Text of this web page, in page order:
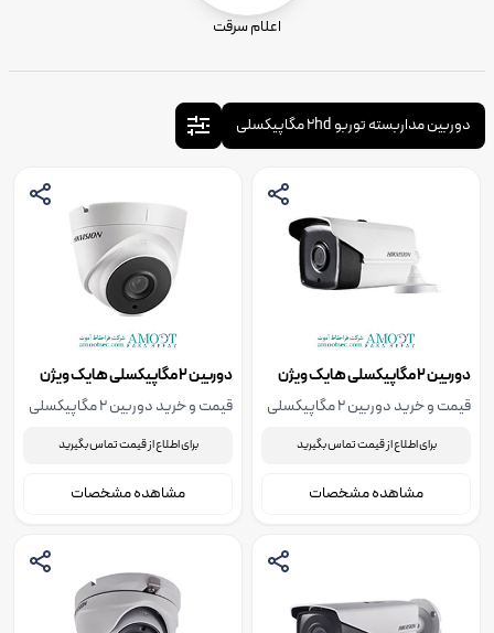
اعلام سرقت
دوربین مداربسته توربو 2hd مگاپیکسلی
دوربین 2 مگاپیکسلی هایک ویژن
مدل DS-2CE16D0T-IT1E
قیمت و خرید دوربین 2 مگاپیکسلی
2CE16D0T-IT1E با ما تماس بگیرید.
برای اطلاع از قیمت تماس بگیرید
مشاهده مشخصات
دوربین 2 مگاپیکسلی هایک ویژن
مدل DS-2CE56D0T-IT1E
قیمت و خرید دوربین 2 مگاپیکسلی
2CE56D0T-IT1E با ما تماس بگیرید.
برای اطلاع از قیمت تماس بگیرید
مشاهده مشخصات